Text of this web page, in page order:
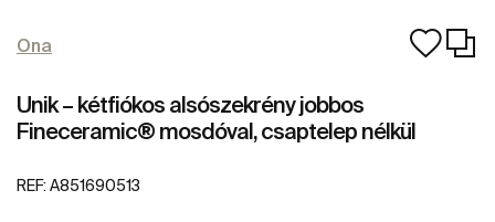
Ona
Unik – kétfiókos alsószekrény jobbos
Fineceramic® mosdóval, csaptelep nélkül
REF: A851690513